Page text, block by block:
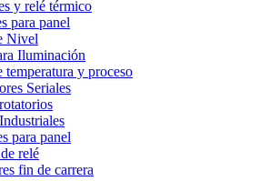
y relé térmico
para panel
Nivel
Iluminación
temperatura y proceso
Seriales
para panel
relé
fin de carrera